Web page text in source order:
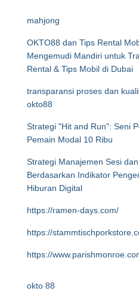
mahjong
OKTO88 dan Tips Rental
Mengemudi Mandiri untuk
Rental & Tips Mobil di Dubai
transparansi proses dan
okto88
Strategi "Hit and Run": Seni
Pemain Modal 10 Ribu
Strategi Manajemen Sesi
Berdasarkan Indikator
Hiburan Digital
https://ramen-days.com/
https://
https://
okto 88